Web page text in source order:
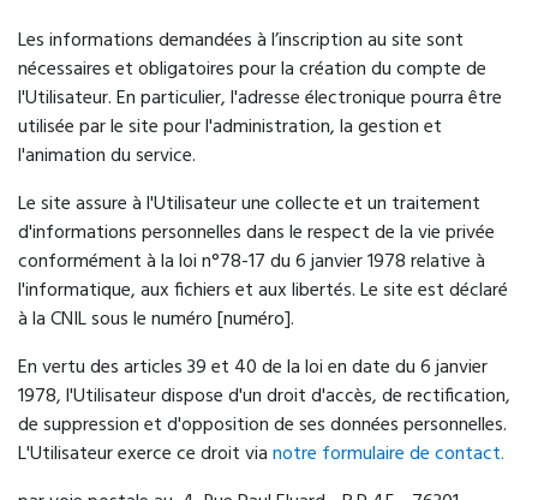
Les informations demandées à l’inscription au site sont
nécessaires et obligatoires pour la création du compte de
l'Utilisateur. En particulier, l'adresse électronique pourra être
utilisée par le site pour l'administration, la gestion et
l'animation du service.
Le site assure à l'Utilisateur une collecte et un traitement
d'informations personnelles dans le respect de la vie privée
conformément à la loi n°78-17 du 6 janvier 1978 relative à
l'informatique, aux fichiers et aux libertés. Le site est déclaré
à la CNIL sous le numéro [numéro].
En vertu des articles 39 et 40 de la loi en date du 6 janvier
1978, l'Utilisateur dispose d'un droit d'accès, de rectification,
de suppression et d'opposition de ses données personnelles.
L'Utilisateur exerce ce droit vianotre formulaire de contact.